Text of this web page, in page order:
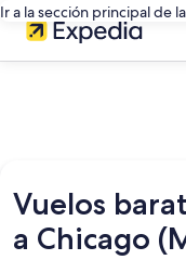
Ir a la sección principal de
Vuelos
a Chicago